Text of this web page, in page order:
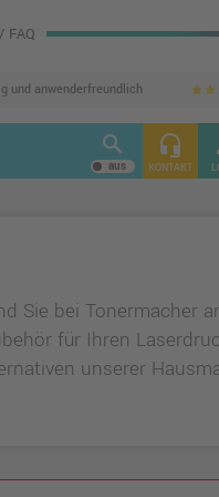
FAQ
und anwenderfreundlich star star
search headset_mic
KONTAKT
Sie bei Tonermacher
für Ihren
unserer